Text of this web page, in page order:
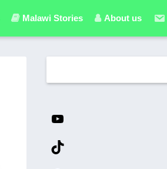
Malawi Stories About us